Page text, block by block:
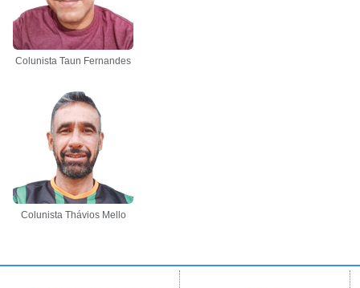
Colunista Taun Fernandes
Colunista Thávios Mello